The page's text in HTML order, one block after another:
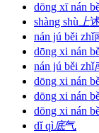
dōng xī nán
shàng shù 上
nán jú běi zhǐ
dōng xi nán
nán jú běi zhǐ
dōng xi nán
dōng xi nán
dōng xi nán
dǐ qì底气